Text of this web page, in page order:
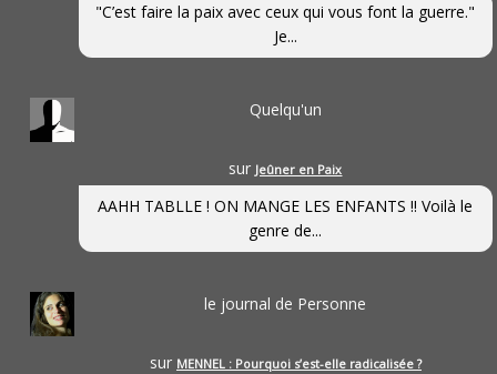
"C’est faire la paix avec ceux qui vous font la guerre."
Je...
Quelqu'un
sur Jeûner en Paix
AAHH TABLLE ! ON MANGE LES ENFANTS !! Voilà le
genre de...
le journal de Personne
sur MENNEL : Pourquoi s’est-elle radicalisée ?